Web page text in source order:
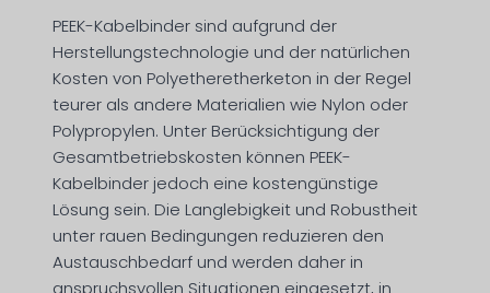
PEEK-Kabelbinder sind aufgrund der
Herstellungstechnologie und der natürlichen
Kosten von Polyetheretherketon in der Regel
teurer als andere Materialien wie Nylon oder
Polypropylen. Unter Berücksichtigung der
Gesamtbetriebskosten können PEEK-
Kabelbinder jedoch eine kostengünstige
Lösung sein. Die Langlebigkeit und Robustheit
unter rauen Bedingungen reduzieren den
Austauschbedarf und werden daher in
anspruchsvollen Situationen eingesetzt, in